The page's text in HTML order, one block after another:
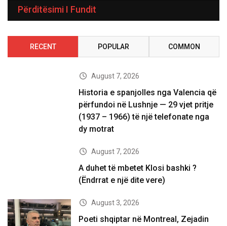
Përditësimi I Fundit
RECENT POPULAR COMMON
August 7, 2026
Historia e spanjolles nga Valencia që
përfundoi në Lushnje — 29 vjet pritje
(1937 – 1966) të një telefonate nga
dy motrat
August 7, 2026
A duhet të mbetet Klosi bashki ?
(Ëndrrat e një dite vere)
August 3, 2026
Poeti shqiptar në Montreal, Zejadin